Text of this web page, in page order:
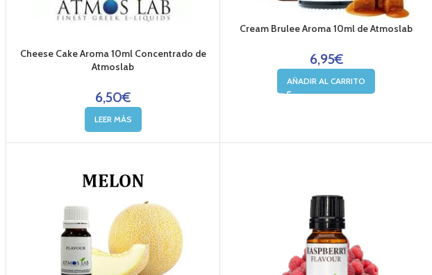
Cheese Cake Aroma 10ml Concentrado de
Atmoslab
6,50€
LEER MÁS
Cream Brulee Aroma 10ml de Atmoslab
6,95€
AÑADIR AL CARRITO